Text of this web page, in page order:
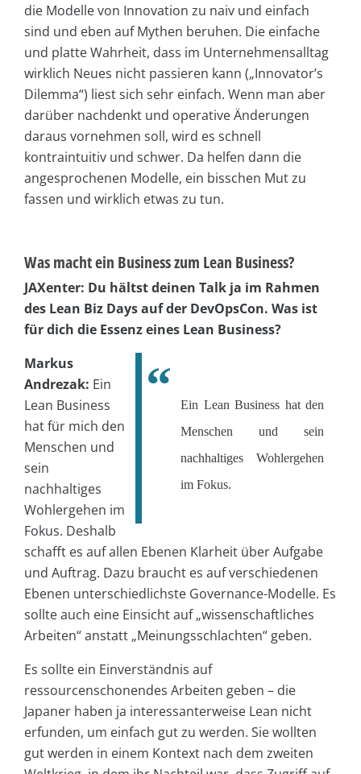
die Modelle von Innovation zu naiv und einfach
sind und eben auf Mythen beruhen. Die einfache
und platte Wahrheit, dass im Unternehmensalltag
wirklich Neues nicht passieren kann („Innovator’s
Dilemma“) liest sich sehr einfach. Wenn man aber
darüber nachdenkt und operative Änderungen
daraus vornehmen soll, wird es schnell
kontraintuitiv und schwer. Da helfen dann die
angesprochenen Modelle, ein bisschen Mut zu
fassen und wirklich etwas zu tun.
Was macht ein Business zum Lean Business?
JAXenter: Du hältst deinen Talk ja im Rahmen
des Lean Biz Days auf der DevOpsCon. Was ist
für dich die Essenz eines Lean Business?
Ein Lean Business hat den
Menschen und sein
nachhaltiges Wohlergehen
im Fokus.
Markus
Andrezak: Ein
Lean Business
hat für mich den
Menschen und
sein
nachhaltiges
Wohlergehen im
Fokus. Deshalb
schafft es auf allen Ebenen Klarheit über Aufgabe
und Auftrag. Dazu braucht es auf verschiedenen
Ebenen unterschiedlichste Governance-Modelle. Es
sollte auch eine Einsicht auf „wissenschaftliches
Arbeiten“ anstatt „Meinungsschlachten“ geben.
Es sollte ein Einverständnis auf
ressourcenschonendes Arbeiten geben – die
Japaner haben ja interessanterweise Lean nicht
erfunden, um einfach gut zu werden. Sie wollten
gut werden in einem Kontext nach dem zweiten